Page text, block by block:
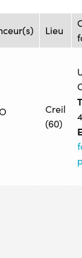
Lieu
Creil
(60)